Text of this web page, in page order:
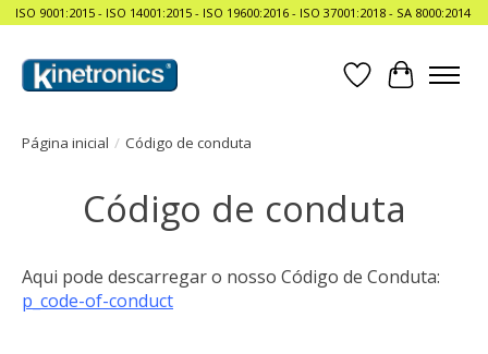
ISO 9001:2015 - ISO 14001:2015 - ISO 19600:2016 - ISO 37001:2018 - SA 8000:2014
Lista deCarrinho
Página inicial / Código de conduta
Código de conduta
Aqui pode descarregar o nosso Código de Conduta:
p_code-of-conduct